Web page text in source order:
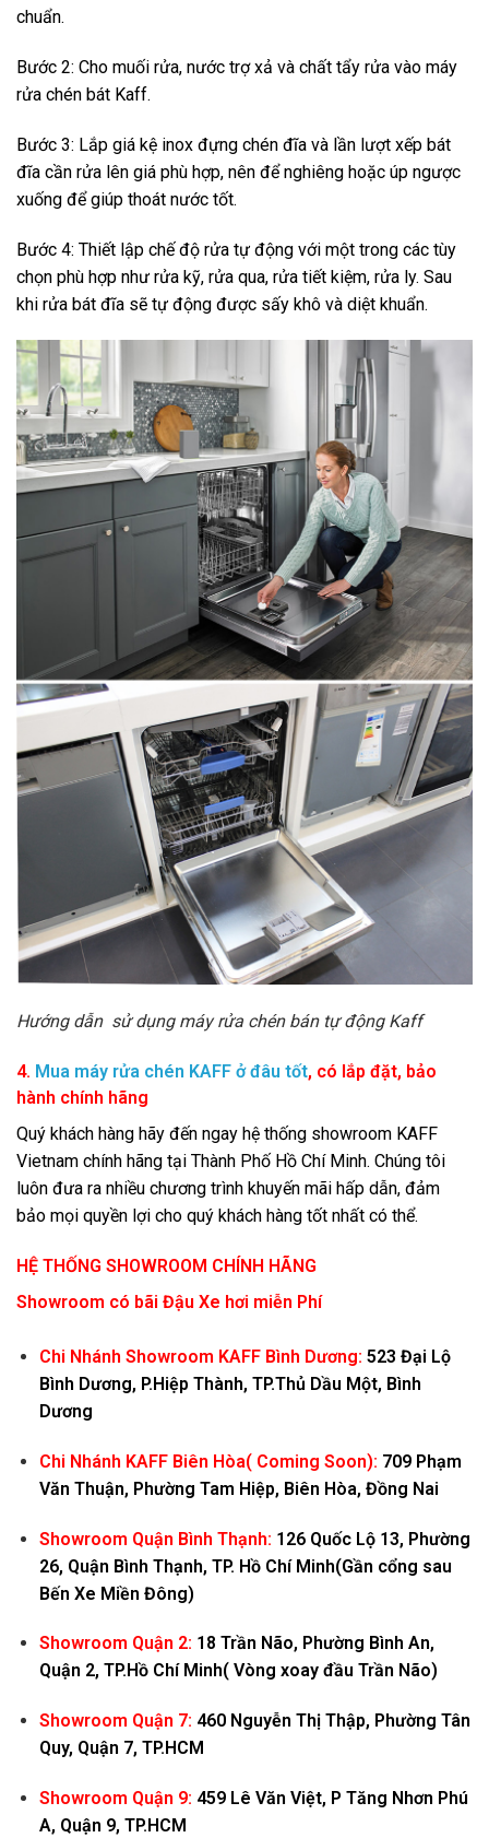
chuẩn.
Bước 2: Cho muối rửa, nước trợ xả và chất tẩy rửa vào máy
rửa chén bát Kaff.
Bước 3: Lắp giá kệ inox đựng chén đĩa và lần lượt xếp bát
đĩa cần rửa lên giá phù hợp, nên để nghiêng hoặc úp ngược
xuống để giúp thoát nước tốt.
Bước 4: Thiết lập chế độ rửa tự động với một trong các tùy
chọn phù hợp như rửa kỹ, rửa qua, rửa tiết kiệm, rửa ly. Sau
khi rửa bát đĩa sẽ tự động được sấy khô và diệt khuẩn.
Hướng dẫn sử dụng máy rửa chén bán tự động Kaff
4. Mua máy rửa chén KAFF ở đâu tốt, có lắp đặt, bảo
hành chính hãng
Quý khách hàng hãy đến ngay hệ thống showroom KAFF
Vietnam chính hãng tại Thành Phố Hồ Chí Minh. Chúng tôi
luôn đưa ra nhiều chương trình khuyến mãi hấp dẫn, đảm
bảo mọi quyền lợi cho quý khách hàng tốt nhất có thể.
HỆ THỐNG SHOWROOM CHÍNH HÃNG
Showroom có bãi Đậu Xe hơi miễn Phí
Chi Nhánh Showroom KAFF Bình Dương: 523 Đại Lộ
Bình Dương, P.Hiệp Thành, TP.Thủ Dầu Một, Bình
Dương
Chi Nhánh KAFF Biên Hòa( Coming Soon): 709 Phạm
Văn Thuận, Phường Tam Hiệp, Biên Hòa, Đồng Nai
Showroom Quận Bình Thạnh: 126 Quốc Lộ 13, Phường
26, Quận Bình Thạnh, TP. Hồ Chí Minh(Gần cổng sau
Bến Xe Miền Đông)
Showroom Quận 2: 18 Trần Não, Phường Bình An,
Quận 2, TP.Hồ Chí Minh( Vòng xoay đầu Trần Não)
Showroom Quận 7: 460 Nguyễn Thị Thập, Phường Tân
Quy, Quận 7, TP.HCM
Showroom Quận 9: 459 Lê Văn Việt, P Tăng Nhơn Phú
A, Quận 9, TP.HCM